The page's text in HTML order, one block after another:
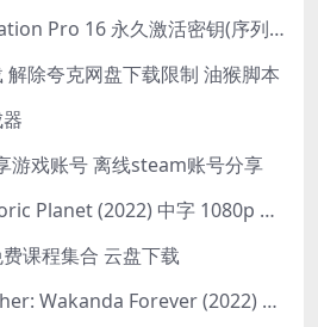
VMware Workstation Pro 16 永久激活密钥(序列号)
解除夸克网盘下载限制 油猴脚本
游戏账号 离线steam账号分享
史前星球 Prehistoric Planet (2022) 中字 1080p 高清 阿里云盘 2022.5.27已更新全集
课程集合 云盘下载
黑豹2 Black Panther: Wakanda Forever (2022) 高清版